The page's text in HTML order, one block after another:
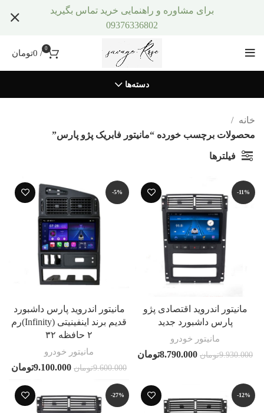
0
/
0تومان
دسته‌ها
خانه
محصولات برچسب خورده “مانیتور فابریک پژو پارس”
فیلترها
-11%
مانیتور اندروید اقتصادی پژو
پارس داشبورد جدید
مانیتور خودرو
9.930.000تومان 8.790.000تومان
-5%
مانیتور اندروید پارس داشبورد
قدیم برند اینفینیتی (Infinity)رم
۲ حافظه ۳۲
مانیتور خودرو
9.600.000تومان 9.100.000تومان
-12%
-27%
برای مشاوره و راهنمایی خرید تماس بگیرید
09376336802